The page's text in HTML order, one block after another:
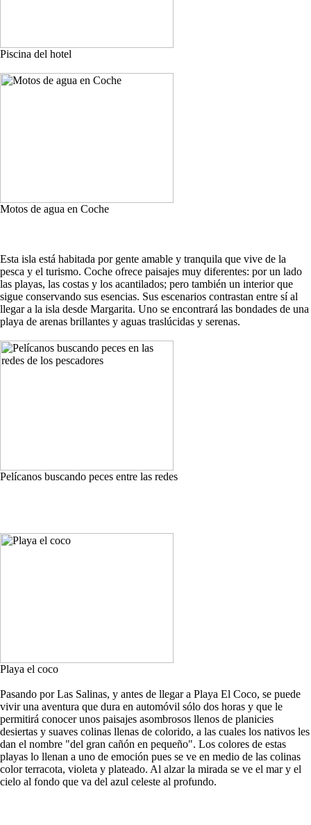
Piscina del hotel
Motos de agua en Coche
Esta isla está habitada por gente amable y tranquila que vive de la
pesca y el turismo. Coche ofrece paisajes muy diferentes: por un lado
las playas, las costas y los acantilados; pero también un interior que
sigue conservando sus esencias. Sus escenarios contrastan entre sí al
llegar a la isla desde Margarita. Uno se encontrará las bondades de una
playa de arenas brillantes y aguas traslúcidas y serenas.
Pelícanos buscando peces entre las redes
Playa el coco
Pasando por Las Salinas, y antes de llegar a Playa El Coco, se puede
vivir una aventura que dura en automóvil sólo dos horas y que le
permitirá conocer unos paisajes asombrosos llenos de planicies
desiertas y suaves colinas llenas de colorido, a las cuales los nativos les
dan el nombre "del gran cañón en pequeño". Los colores de estas
playas lo llenan a uno de emoción pues se ve en medio de las colinas
color terracota, violeta y plateado. Al alzar la mirada se ve el mar y el
cielo al fondo que va del azul celeste al profundo.